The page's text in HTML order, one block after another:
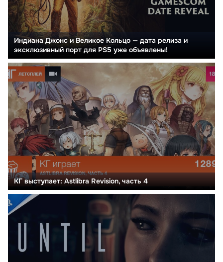
Индиана Джонс и Великое Кольцо — дата релиза и
эксклюзивный порт для PS5 уже объявлены!
КГ выступает: Astlibra Revision, часть 4